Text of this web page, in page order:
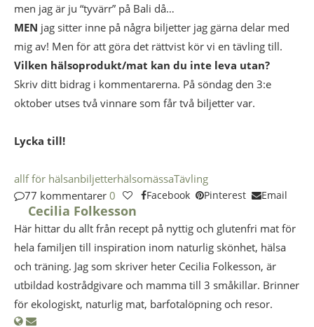
men jag är ju “tyvärr” på Bali då…
MEN jag sitter inne på några biljetter jag gärna delar med
mig av! Men för att göra det rättvist kör vi en tävling till.
Vilken hälsoprodukt/mat kan du inte leva utan?
Skriv ditt bidrag i kommentarerna. På söndag den 3:e
oktober utses två vinnare som får två biljetter var.
Lycka till!
allf för hälsanbiljetterhälsomässaTävling
77 kommentarer 0 Facebook Pinterest Email
Cecilia Folkesson
Här hittar du allt från recept på nyttig och glutenfri mat för
hela familjen till inspiration inom naturlig skönhet, hälsa
och träning. Jag som skriver heter Cecilia Folkesson, är
utbildad kostrådgivare och mamma till 3 småkillar. Brinner
för ekologiskt, naturlig mat, barfotalöpning och resor.